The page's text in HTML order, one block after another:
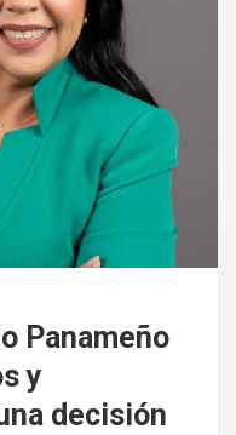
Panameño
y
decisión